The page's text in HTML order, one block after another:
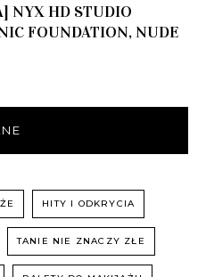
NYX HD STUDIO
FOUNDATION, NUDE
HITY I ODKRYCIA
TANIE NIE ZNACZY ZŁE